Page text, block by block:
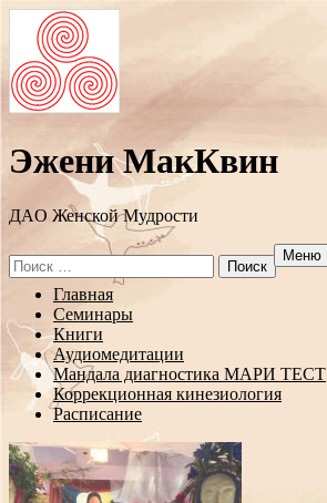
Эжени МакКвин
ДAO Женской Мудрости
Search
for:
Меню
Перейти
содержанию
Главная
Семинары
Книги
Аудиомедитации
Мандала диагностика МАРИ ТЕСТ
Коррекционная кинезиология
Расписание